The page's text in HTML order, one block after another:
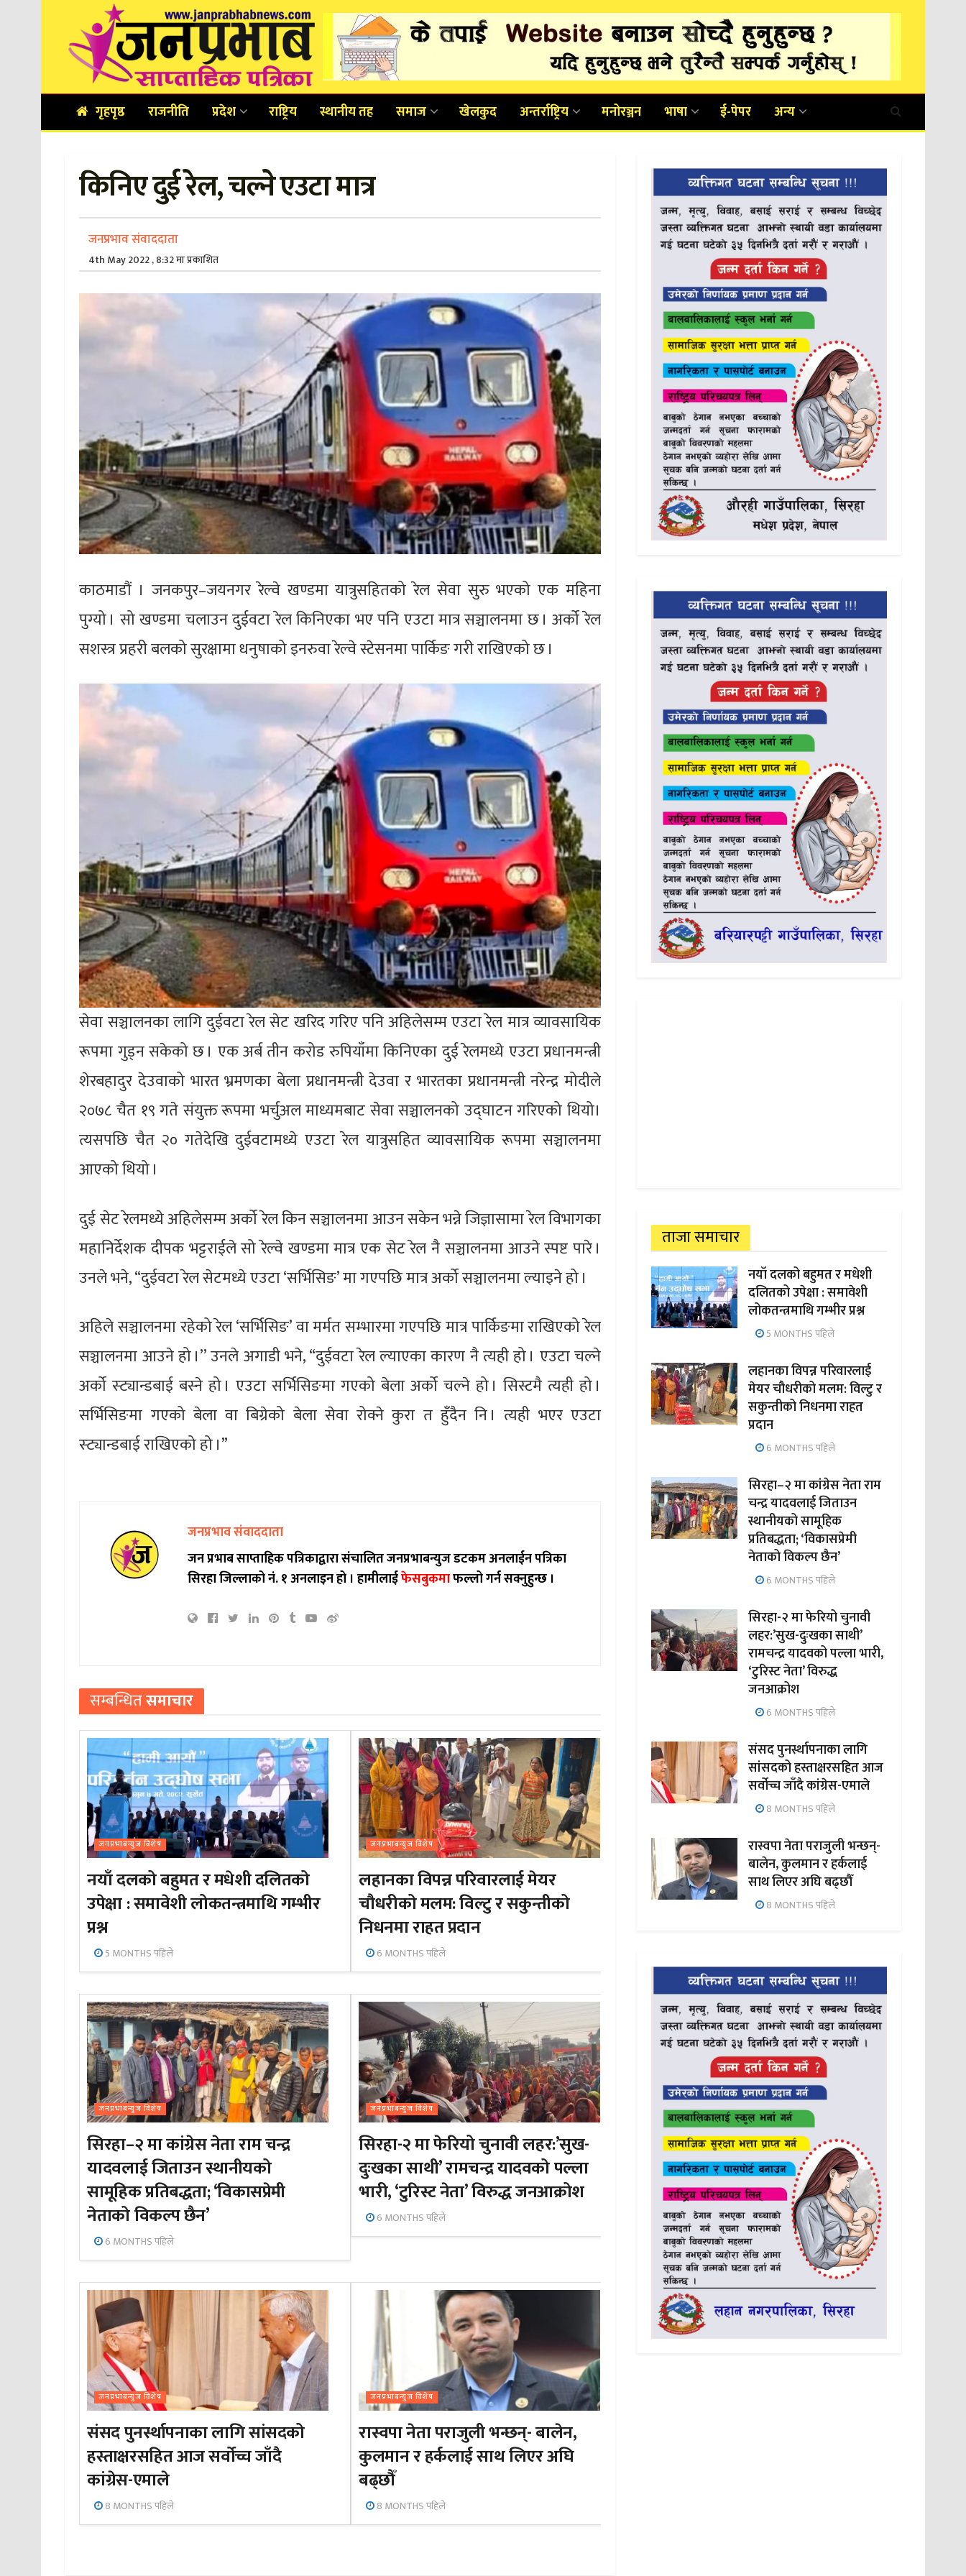
गृहपृष्ठ राजनीति प्रदेश राष्ट्रिय स्थानीय तह समाज खेलकुद अन्तर्राष्ट्रिय मनोरञ्जन भाषा ई-पेपर अन्य
किनिए दुई रेल, चल्ने एउटा मात्र
जनप्रभाव संवाददाता
4th May 2022 , 8:32 मा प्रकाशित
काठमाडौं । जनकपुर–जयनगर रेल्वे खण्डमा यात्रुसहितको रेल सेवा सुरु भएको एक महिना
पुग्यो । सो खण्डमा चलाउन दुईवटा रेल किनिएका भए पनि एउटा मात्र सञ्चालनमा छ । अर्को रेल
सशस्त्र प्रहरी बलको सुरक्षामा धनुषाको इनरुवा रेल्वे स्टेसनमा पार्किङ गरी राखिएको छ ।
सेवा सञ्चालनका लागि दुईवटा रेल सेट खरिद गरिए पनि अहिलेसम्म एउटा रेल मात्र व्यावसायिक
रूपमा गुड्न सकेको छ । एक अर्ब तीन करोड रुपियाँमा किनिएका दुई रेलमध्ये एउटा प्रधानमन्त्री
शेरबहादुर देउवाको भारत भ्रमणका बेला प्रधानमन्त्री देउवा र भारतका प्रधानमन्त्री नरेन्द्र मोदीले
२०७८ चैत १९ गते संयुक्त रूपमा भर्चुअल माध्यमबाट सेवा सञ्चालनको उद्घाटन गरिएको थियो।
त्यसपछि चैत २० गतेदेखि दुईवटामध्ये एउटा रेल यात्रुसहित व्यावसायिक रूपमा सञ्चालनमा
आएको थियो ।
दुई सेट रेलमध्ये अहिलेसम्म अर्को रेल किन सञ्चालनमा आउन सकेन भन्ने जिज्ञासामा रेल विभागका
महानिर्देशक दीपक भट्टराईले सो रेल्वे खण्डमा मात्र एक सेट रेल नै सञ्चालनमा आउने स्पष्ट पारे ।
उनले भने, “दुईवटा रेल सेटमध्ये एउटा ‘सर्भिसिङ’ मा गएपछि मात्र अर्को सञ्चालनमा ल्याइने हो ।
अहिले सञ्चालनमा रहेको रेल ‘सर्भिसिङ’ वा मर्मत सम्भारमा गएपछि मात्र पार्किङमा राखिएको रेल
सञ्चालनमा आउने हो ।’’ उनले अगाडी भने, “दुईवटा रेल ल्याएका कारण नै त्यही हो । एउटा चल्ने
अर्को स्ट्यान्डबाई बस्ने हो । एउटा सर्भिसिङमा गएको बेला अर्को चल्ने हो । सिस्टमै त्यही हो ।
सर्भिसिङमा गएको बेला वा बिग्रेको बेला सेवा रोक्ने कुरा त हुँदैन नि । त्यही भएर एउटा
स्ट्यान्डबाई राखिएको हो ।”
जनप्रभाव संवाददाता
जन प्रभाब साप्ताहिक पत्रिकाद्वारा संचालित जनप्रभाबन्युज डटकम अनलाईन पत्रिका
सिरहा जिल्लाको नं. १ अनलाइन हो ।हामीलाईफेसबुकमाफल्लो गर्न सक्नुहुन्छ ।
सम्बन्धितसमाचार
जनप्रभाबन्युज विशेष
नयाँ दलको बहुमत र मधेशी दलितको
उपेक्षा : समावेशी लोकतन्त्रमाथि गम्भीर
प्रश्न
5 MONTHS पहिले
जनप्रभाबन्युज विशेष
लहानका विपन्न परिवारलाई मेयर
चौधरीको मलम: विल्टु र सकुन्तीको
निधनमा राहत प्रदान
6 MONTHS पहिले
जनप्रभाबन्युज विशेष
सिरहा–२ मा कांग्रेस नेता राम चन्द्र
यादवलाई जिताउन स्थानीयको
सामूहिक प्रतिबद्धता; ‘विकासप्रेमी
नेताको विकल्प छैन’
6 MONTHS पहिले
जनप्रभाबन्युज विशेष
सिरहा-२ मा फेरियो चुनावी लहर:’सुख-
दुःखका साथी’ रामचन्द्र यादवको पल्ला
भारी, ‘टुरिस्ट नेता’ विरुद्ध जनआक्रोश
6 MONTHS पहिले
जनप्रभाबन्युज विशेष
संसद पुनर्स्थापनाका लागि सांसदको
हस्ताक्षरसहित आज सर्वोच्च जाँदै
कांग्रेस-एमाले
8 MONTHS पहिले
जनप्रभाबन्युज विशेष
रास्वपा नेता पराजुली भन्छन्- बालेन,
कुलमान र हर्कलाई साथ लिएर अघि
बढ्छौँ
8 MONTHS पहिले
ताजा समाचार
नयाँ दलको बहुमत र मधेशी
दलितको उपेक्षा : समावेशी
लोकतन्त्रमाथि गम्भीर प्रश्न
5 MONTHS पहिले
लहानका विपन्न परिवारलाई
मेयर चौधरीको मलम: विल्टु र
सकुन्तीको निधनमा राहत
प्रदान
6 MONTHS पहिले
सिरहा–२ मा कांग्रेस नेता राम
चन्द्र यादवलाई जिताउन
स्थानीयको सामूहिक
प्रतिबद्धता; ‘विकासप्रेमी
नेताको विकल्प छैन’
6 MONTHS पहिले
सिरहा-२ मा फेरियो चुनावी
लहर:’सुख-दुःखका साथी’
रामचन्द्र यादवको पल्ला भारी,
‘टुरिस्ट नेता’ विरुद्ध
जनआक्रोश
6 MONTHS पहिले
संसद पुनर्स्थापनाका लागि
सांसदको हस्ताक्षरसहित आज
सर्वोच्च जाँदै कांग्रेस-एमाले
8 MONTHS पहिले
रास्वपा नेता पराजुली भन्छन्-
बालेन, कुलमान र हर्कलाई
साथ लिएर अघि बढ्छौँ
8 MONTHS पहिले